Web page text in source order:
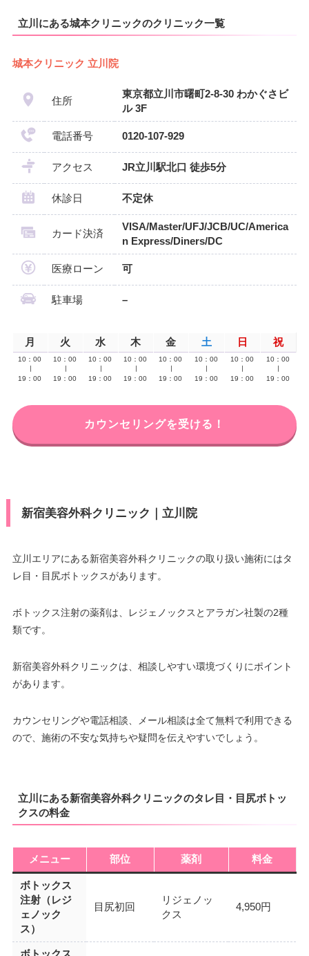
立川にある城本クリニックのクリニック一覧
城本クリニック 立川院
住所
東京都立川市曙町2-8-30 わかぐさビ
ル 3F
電話番号 0120-107-929
アクセス JR立川駅北口 徒歩5分
休診日 不定休
カード決済
VISA/Master/UFJ/JCB/UC/America
n Express/Diners/DC
医療ローン 可
駐車場 –
月 火 水 木 金 土 日 祝
10：00
19：00
10：00
19：00
10：00
19：00
10：00
19：00
10：00
19：00
10：00
19：00
10：00
19：00
10：00
19：00
カウンセリングを受ける！
新宿美容外科クリニック｜立川院
立川エリアにある新宿美容外科クリニックの取り扱い施術にはタ
レ目・目尻ボトックスがあります。
ボトックス注射の薬剤は、レジェノックスとアラガン社製の2種
類です。
新宿美容外科クリニックは、相談しやすい環境づくりにポイント
があります。
カウンセリングや電話相談、メール相談は全て無料で利用できる
ので、施術の不安な気持ちや疑問を伝えやすいでしょう。
立川にある新宿美容外科クリニックのタレ目・目尻ボトッ
クスの料金
メニュー 部位 薬剤 料金
ボトックス
注射（レジ
ェノック
ス）
目尻初回
リジェノッ
クス
4,950円
ボトックス